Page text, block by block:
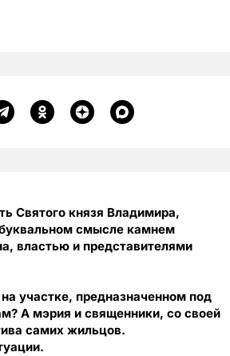
Святого князя Владимира,
смысле камнем
властью и представителями
участке, предназначенном под
А мэрия и священники, со своей
самих жильцов.